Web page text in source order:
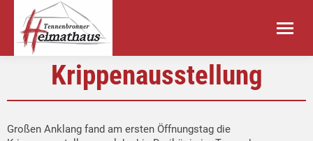
Krippenausstellung
Großen Anklang fand am ersten Öffnungstag die